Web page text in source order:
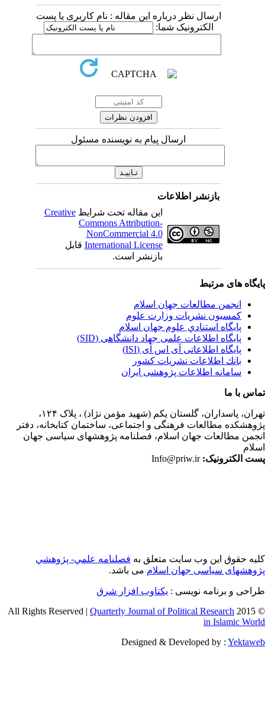
ارسال نظر درباره این مقاله : نام کاربری یا پست
الکترونیک شما:
ارسال پیام به نویسنده مسئول
بازنشر اطلاعات
این مقاله تحت شرایطCreative
Commons Attribution-
NonCommercial 4.0
International Licenseقابل
بازنشر است.
های مرتبط
انجمن مطالعات جهان اسلام
کمسیون نشریات وزارت علوم
پايگاه استنادي علوم جهان اسلام
پایگاه اطلاعات علمی جهاد دانشگاهی (SID)
پایگاه اطلاعاتی آی اس آی (ISI)
بانك اطلاعات نشريات كشور
سامانه اطلاعات پژوهشی ایران
با ما
پاسداران، گلستان یکم (شهید مؤمن نژاد) ، پلاک ۱۲۴،
مطالعات فرهنگی و اجتماعی، ساختمان کتابخانه، دفتر
مطالعات جهان اسلام، فصلنامه پژوهشهای سیاسی جهان
الکترونیک:Info@priw.ir
حقوق این وب سایت متعلق بهفصلنامه علمي- پژوهشي
سیاسی جهان اسلاممی باشد.
و برنامه نویسی : یکتاوب افزار شرق
©
Quarterly Journal of Political Research
in Islamic
Designed & Developed by :